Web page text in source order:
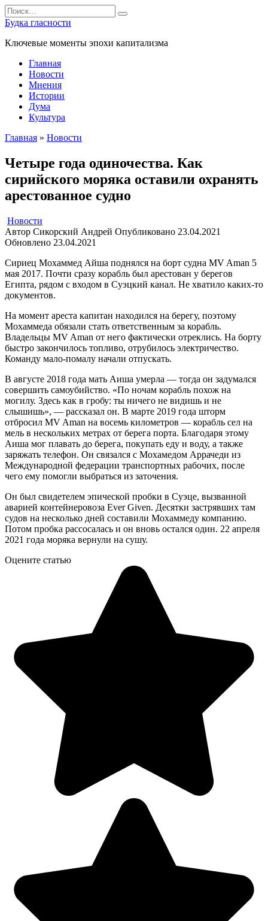
Перейти
к
содержанию
Search
for:
Будка гласности
Ключевые моменты эпохи капитализма
Главная
Новости
Мнения
Истории
Дума
Культура
Главная » Новости
Четыре года одиночества. Как
сирийского моряка оставили охранять
арестованное судно
Новости
Автор Сикорский Андрей Опубликовано 23.04.2021
Обновлено 23.04.2021
Сириец Мохаммед Айша поднялся на борт судна MV Aman 5
мая 2017. Почти сразу корабль был арестован у берегов
Египта, рядом с входом в Суэцкий канал. Не хватило каких-то
документов.
На момент ареста капитан находился на берегу, поэтому
Мохаммеда обязали стать ответственным за корабль.
Владельцы MV Aman от него фактически отреклись. На борту
быстро закончилось топливо, отрубилось электричество.
Команду мало-помалу начали отпускать.
В августе 2018 года мать Аиша умерла — тогда он задумался
совершить самоубийство. «По ночам корабль похож на
могилу. Здесь как в гробу: ты ничего не видишь и не
слышишь», — рассказал он. В марте 2019 года шторм
отбросил MV Aman на восемь километров — корабль сел на
мель в нескольких метрах от берега порта. Благодаря этому
Аиша мог плавать до берега, покупать еду и воду, а также
заряжать телефон. Он связался с Мохамедом Аррачеди из
Международной федерации транспортных рабочих, после
чего ему помогли выбраться из заточения.
Он был свидетелем эпической пробки в Суэце, вызванной
аварией контейнеровоза Ever Given. Десятки застрявших там
судов на несколько дней составили Мохаммеду компанию.
Потом пробка рассосалась и он вновь остался один. 22 апреля
2021 года моряка вернули на сушу.
Оцените статью